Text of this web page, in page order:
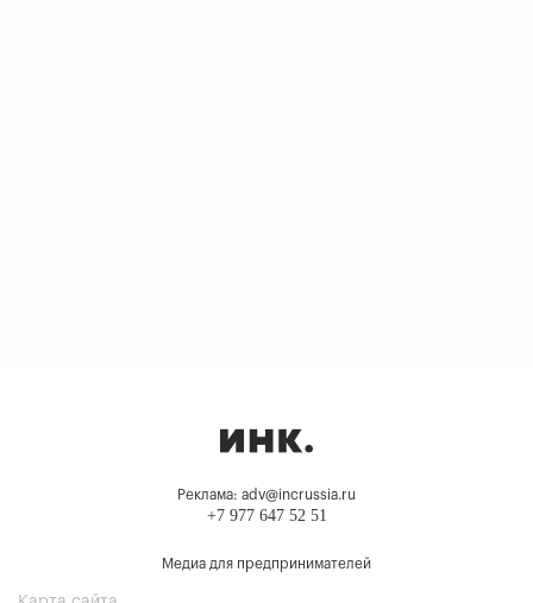
Реклама: adv@incrussia.ru
+7 977 647 52 51
Медиа для предпринимателей